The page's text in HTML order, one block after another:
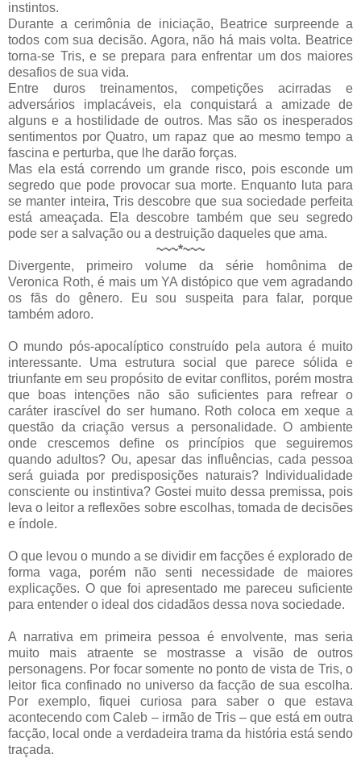
instintos.
Durante a cerimônia de iniciação, Beatrice surpreende a
todos com sua decisão. Agora, não há mais volta. Beatrice
torna-se Tris, e se prepara para enfrentar um dos maiores
desafios de sua vida.
Entre duros treinamentos, competições acirradas e
adversários implacáveis, ela conquistará a amizade de
alguns e a hostilidade de outros. Mas são os inesperados
sentimentos por Quatro, um rapaz que ao mesmo tempo a
fascina e perturba, que lhe darão forças.
Mas ela está correndo um grande risco, pois esconde um
segredo que pode provocar sua morte. Enquanto luta para
se manter inteira, Tris descobre que sua sociedade perfeita
está ameaçada. Ela descobre também que seu segredo
pode ser a salvação ou a destruição daqueles que ama.
~~~*~~~
Divergente, primeiro volume da série homônima de
Veronica Roth, é mais um YA distópico que vem agradando
os fãs do gênero. Eu sou suspeita para falar, porque
também adoro.
O mundo pós-apocalíptico construído pela autora é muito
interessante. Uma estrutura social que parece sólida e
triunfante em seu propósito de evitar conflitos, porém mostra
que boas intenções não são suficientes para refrear o
caráter irascível do ser humano. Roth coloca em xeque a
questão da criação versus a personalidade. O ambiente
onde crescemos define os princípios que seguiremos
quando adultos? Ou, apesar das influências, cada pessoa
será guiada por predisposições naturais? Individualidade
consciente ou instintiva? Gostei muito dessa premissa, pois
leva o leitor a reflexões sobre escolhas, tomada de decisões
e índole.
O que levou o mundo a se dividir em facções é explorado de
forma vaga, porém não senti necessidade de maiores
explicações. O que foi apresentado me pareceu suficiente
para entender o ideal dos cidadãos dessa nova sociedade.
A narrativa em primeira pessoa é envolvente, mas seria
muito mais atraente se mostrasse a visão de outros
personagens. Por focar somente no ponto de vista de Tris, o
leitor fica confinado no universo da facção de sua escolha.
Por exemplo, fiquei curiosa para saber o que estava
acontecendo com Caleb – irmão de Tris – que está em outra
facção, local onde a verdadeira trama da história está sendo
traçada.